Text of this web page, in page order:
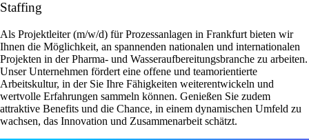
Staffing
Als Projektleiter (m/w/d) für Prozessanlagen in Frankfurt bieten wir
Ihnen die Möglichkeit, an spannenden nationalen und internationalen
Projekten in der Pharma- und Wasseraufbereitungsbranche zu arbeiten.
Unser Unternehmen fördert eine offene und teamorientierte
Arbeitskultur, in der Sie Ihre Fähigkeiten weiterentwickeln und
wertvolle Erfahrungen sammeln können. Genießen Sie zudem
attraktive Benefits und die Chance, in einem dynamischen Umfeld zu
wachsen, das Innovation und Zusammenarbeit schätzt.